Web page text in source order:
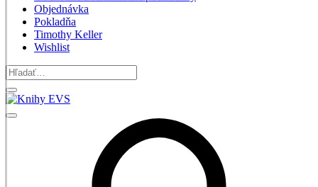
Objednávka
Pokladňa
Timothy Keller
Wishlist